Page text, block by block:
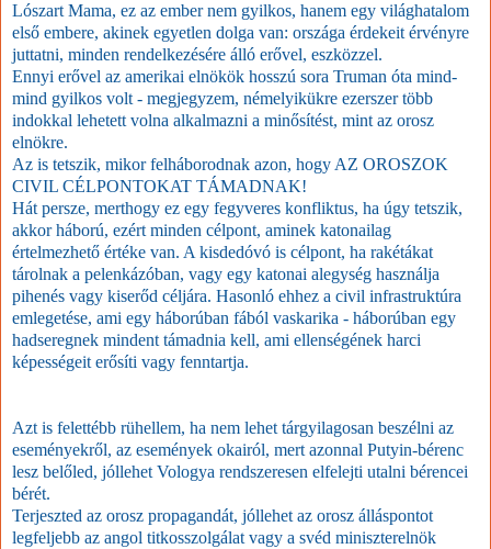
Lószart Mama, ez az ember nem gyilkos, hanem egy világhatalom
első embere, akinek egyetlen dolga van: országa érdekeit érvényre
juttatni, minden rendelkezésére álló erővel, eszközzel.
Ennyi erővel az amerikai elnökök hosszú sora Truman óta mind-
mind gyilkos volt - megjegyzem, némelyikükre ezerszer több
indokkal lehetett volna alkalmazni a minősítést, mint az orosz
elnökre.
Az is tetszik, mikor felháborodnak azon, hogy AZ OROSZOK
CIVIL CÉLPONTOKAT TÁMADNAK!
Hát persze, merthogy ez egy fegyveres konfliktus, ha úgy tetszik,
akkor háború, ezért minden célpont, aminek katonailag
értelmezhető értéke van. A kisdedóvó is célpont, ha rakétákat
tárolnak a pelenkázóban, vagy egy katonai alegység használja
pihenés vagy kiserőd céljára. Hasonló ehhez a civil infrastruktúra
emlegetése, ami egy háborúban fából vaskarika - háborúban egy
hadseregnek mindent támadnia kell, ami ellenségének harci
képességeit erősíti vagy fenntartja.
Azt is felettébb rühellem, ha nem lehet tárgyilagosan beszélni az
eseményekről, az események okairól, mert azonnal Putyin-bérenc
lesz belőled, jóllehet Vologya rendszeresen elfelejti utalni bérencei
bérét.
Terjeszted az orosz propagandát, jóllehet az orosz álláspontot
legfeljebb az angol titkosszolgálat vagy a svéd miniszterelnök